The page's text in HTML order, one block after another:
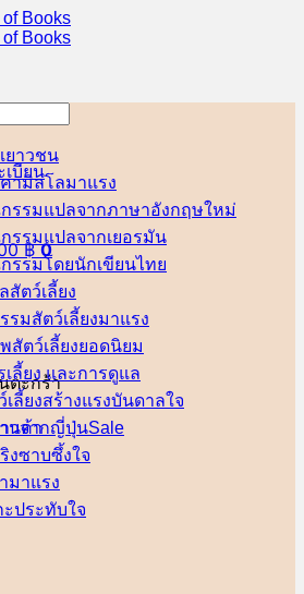
เบียน
฿ 0
ตะกร้า
นค้า
ยาวชน
ามิลโล
รรมแปลจากภาษาอังกฤษ
รรมแปลจากเยอรมัน
รรมโดยนักเขียนไทย
ตว์เลี้ยง
รมสัตว์เลี้ยง
สัตว์เลี้ยง
เลี้ยง และการดูแล
เลี้ยงสร้างแรงบันดาลใจ
าวจากญี่ปุ่น
ริงซาบซึ้งใจ
ประทับใจ